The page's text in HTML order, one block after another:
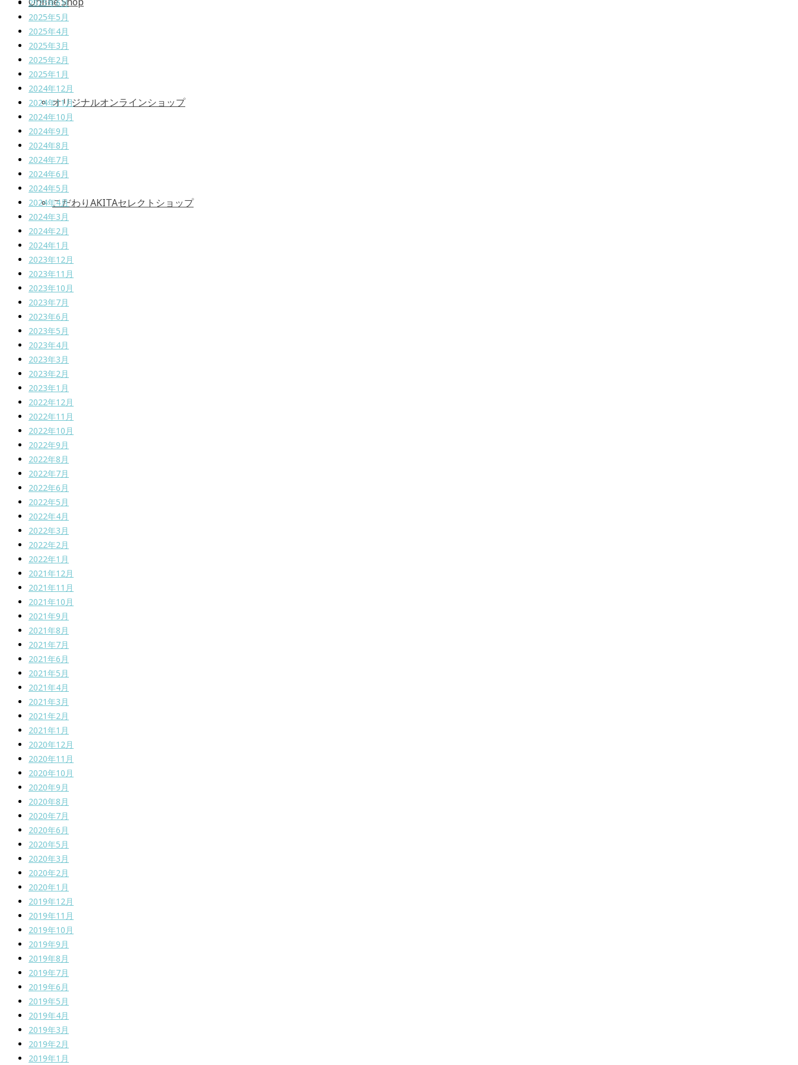
オリジナルオンラインショップ
こだわりAKITAセレクトショップ
2025年6月
2025年5月
2025年4月
2025年3月
2025年2月
2025年1月
2024年12月
2024年11月
2024年10月
2024年9月
2024年8月
2024年7月
2024年6月
2024年5月
2024年4月
2024年3月
2024年2月
2024年1月
2023年12月
2023年11月
2023年10月
2023年7月
2023年6月
2023年5月
2023年4月
2023年3月
2023年2月
2023年1月
2022年12月
2022年11月
2022年10月
2022年9月
2022年8月
2022年7月
2022年6月
2022年5月
2022年4月
2022年3月
2022年2月
2022年1月
2021年12月
2021年11月
2021年10月
2021年9月
2021年8月
2021年7月
2021年6月
2021年5月
2021年4月
2021年3月
2021年2月
2021年1月
2020年12月
2020年11月
2020年10月
2020年9月
2020年8月
2020年7月
2020年6月
2020年5月
2020年3月
2020年2月
2020年1月
2019年12月
2019年11月
2019年10月
2019年9月
2019年8月
2019年7月
2019年6月
2019年5月
2019年4月
2019年3月
2019年2月
2019年1月